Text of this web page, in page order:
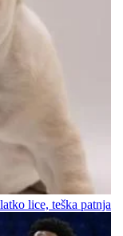
lice, teška patnja